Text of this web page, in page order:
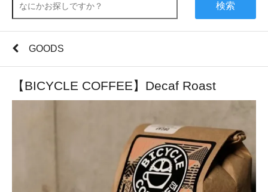
検索
GOODS
【BICYCLE COFFEE】Decaf Roast